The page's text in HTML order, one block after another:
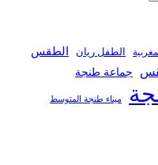
الطفل ريان الطقس
جماعة طنجة
ميناء طنجة المتوسط